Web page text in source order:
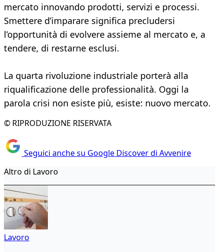
mercato innovando prodotti, servizi e processi.
Smettere d’imparare significa precludersi
l’opportunità di evolvere assieme al mercato e, a
tendere, di restarne esclusi.
La quarta rivoluzione industriale porterà alla
riqualificazione delle professionalità. Oggi la
parola crisi non esiste più, esiste: nuovo mercato.
© RIPRODUZIONE RISERVATA
Seguici anche su Google Discover di Avvenire
Altro di Lavoro
Lavoro